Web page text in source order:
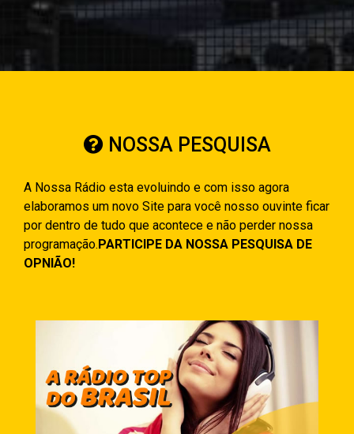
NOSSA PESQUISA
A Nossa Rádio esta evoluindo e com isso agora
elaboramos um novo Site para você nosso ouvinte ficar
por dentro de tudo que acontece e não perder nossa
programação.PARTICIPE DA NOSSA PESQUISA DE
OPNIÃO!